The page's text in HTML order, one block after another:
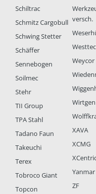
Schiltrac
Schmitz Cargobull
Schwing Stetter
Schäffer
Sennebogen
Soilmec
Stehr
TII Group
TPA Stahl
Tadano Faun
Takeuchi
Terex
Tobroco Giant
Topcon
versch.
Weycor
Wirtgen
XAVA
XCMG
Yanmar
ZF